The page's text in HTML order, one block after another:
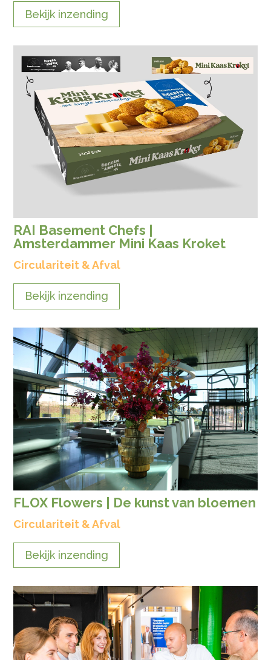
Bekijk inzending
RAI Basement Chefs |
Amsterdammer Mini Kaas Kroket
Circulariteit & Afval
Bekijk inzending
FLOX Flowers | De kunst van bloemen
Circulariteit & Afval
Bekijk inzending